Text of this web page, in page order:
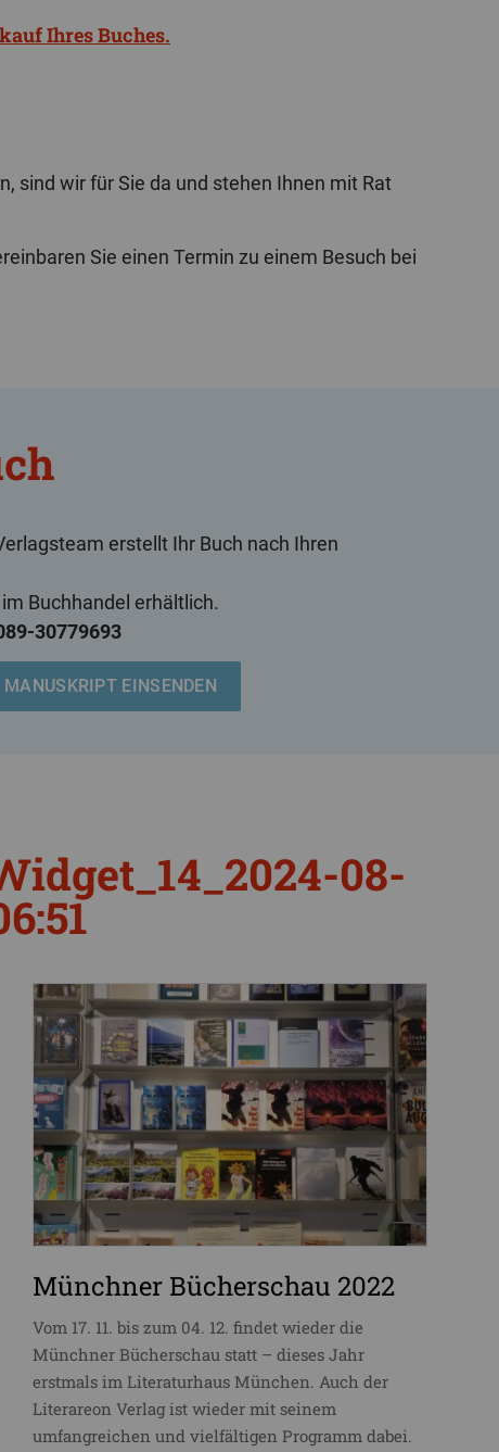
Ihres Buches.
sind wir für Sie da und stehen Ihnen mit Rat
Sie einen Termin zu einem Besuch bei
erstellt Ihr Buch nach Ihren
Buchhandel erhältlich.
30779693
MANUSKRIPT EINSENDEN
08-
Münchner Bücherschau 2022
Vom 17. 11. bis zum 04. 12. findet wieder die
Münchner Bücherschau statt – dieses Jahr
erstmals im Literaturhaus München. Auch der
Literareon Verlag ist wieder mit seinem
umfangreichen und vielfältigen Programm dabei.